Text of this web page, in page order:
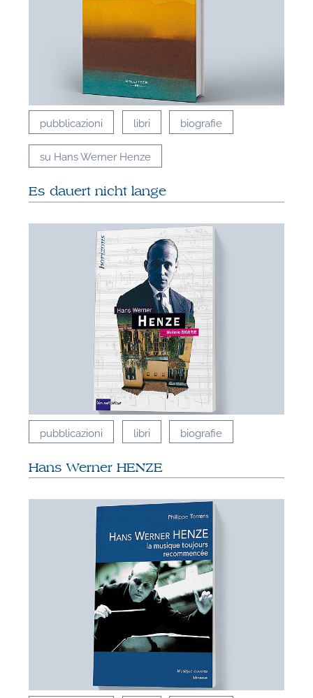
pubblicazioni libri biografie
su Hans Werner Henze
Es dauert nicht lange
pubblicazioni libri biografie
Hans Werner HENZE